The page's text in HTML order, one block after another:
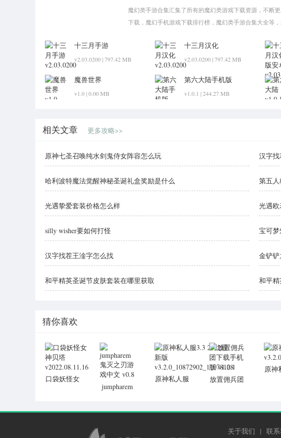
魔幻类手游合集汇集了所有的魔幻类游戏下载资源，不断
下载，魔幻手机游戏下载排行榜，魔幻类手游合集大全等
十三月手游
v2.03.0200 | 797.42 MB
十三月汉化
v2.03.0200 | 797.42 MB
魔兽世界
v1.0 | 0.00 MB
第六大陆手机版
v1.0.1 | 244.27 MB
相关文章 更多攻略>>
原神七圣召唤纯水剑鬼侍女阵容怎么玩 汉字
哈利波特魔法觉醒神秘圣诞礼盒奖励是什么 第五
光遇挚爱套装价格怎么样 光遇
silly wisher要如何打怪 宝可
汉字找茬王淦字怎么找 金铲
和平精英圣诞节皮肤套装在哪里获取 和平
猜你喜欢
口袋妖怪女
jumpharem
原神私人服
放置佣兵团
原神
关于我们 | 联